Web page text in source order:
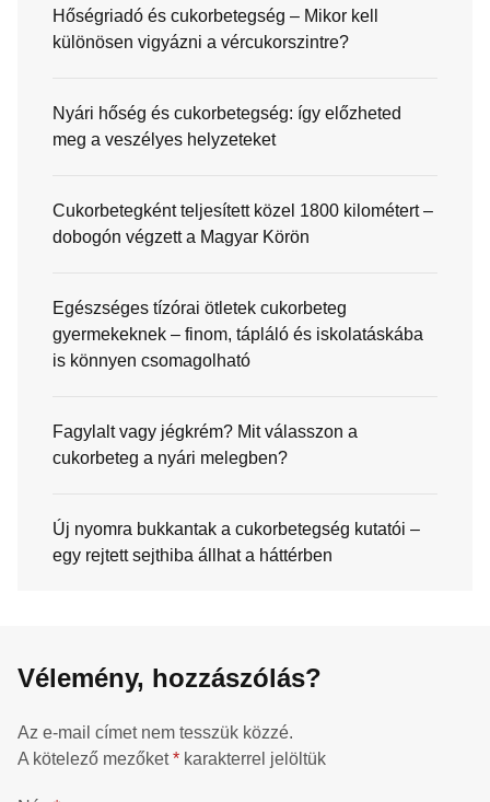
Hőségriadó és cukorbetegség – Mikor kell
különösen vigyázni a vércukorszintre?
Nyári hőség és cukorbetegség: így előzheted
meg a veszélyes helyzeteket
Cukorbetegként teljesített közel 1800 kilométert –
dobogón végzett a Magyar Körön
Egészséges tízórai ötletek cukorbeteg
gyermekeknek – finom, tápláló és iskolatáskába
is könnyen csomagolható
Fagylalt vagy jégkrém? Mit válasszon a
cukorbeteg a nyári melegben?
Új nyomra bukkantak a cukorbetegség kutatói –
egy rejtett sejthiba állhat a háttérben
Vélemény, hozzászólás?
Az e-mail címet nem tesszük közzé.
A kötelező mezőket* karakterrel jelöltük